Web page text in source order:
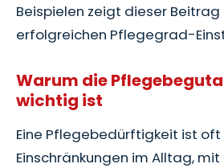
Beispielen zeigt dieser Beitrag
erfolgreichen Pflegegrad-
Warum die
wichtig ist
Eine Pflegebedürftigkeit ist
Einschränkungen im Alltag,